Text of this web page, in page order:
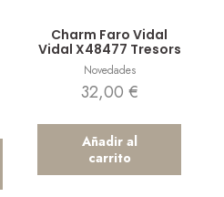
Charm Faro Vidal
Vidal X48477 Tresors
Novedades
32,00 €
Añadir al
carrito